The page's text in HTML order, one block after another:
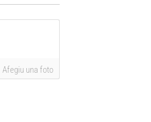
Afegiu una foto